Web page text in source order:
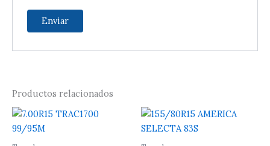
Productos relacionados